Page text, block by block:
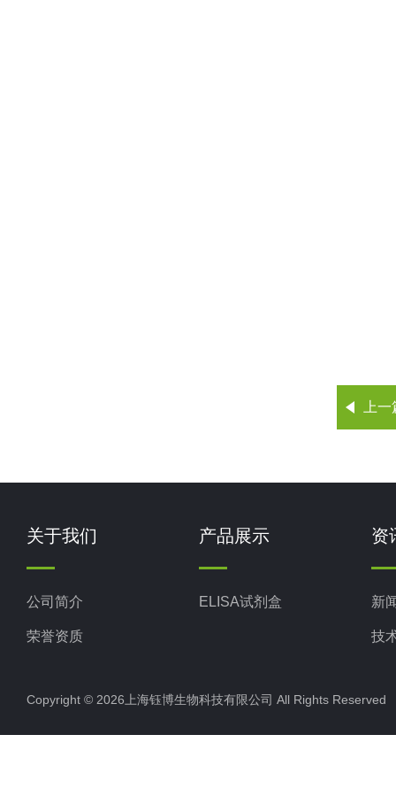
上
关于我们
公司简介
荣誉资质
产品展示
ELISA试剂盒
资
新
技
Copyright © 2026上海钰博生物科技有限公司 All Rights